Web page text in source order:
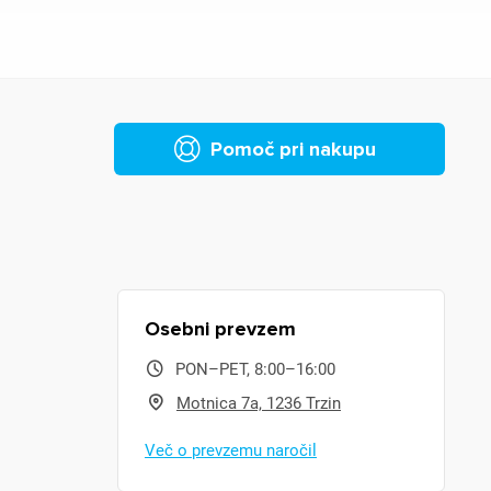
Pomoč pri nakupu
Osebni prevzem
PON–PET, 8:00–16:00
Motnica 7a, 1236 Trzin
Več o prevzemu naročil